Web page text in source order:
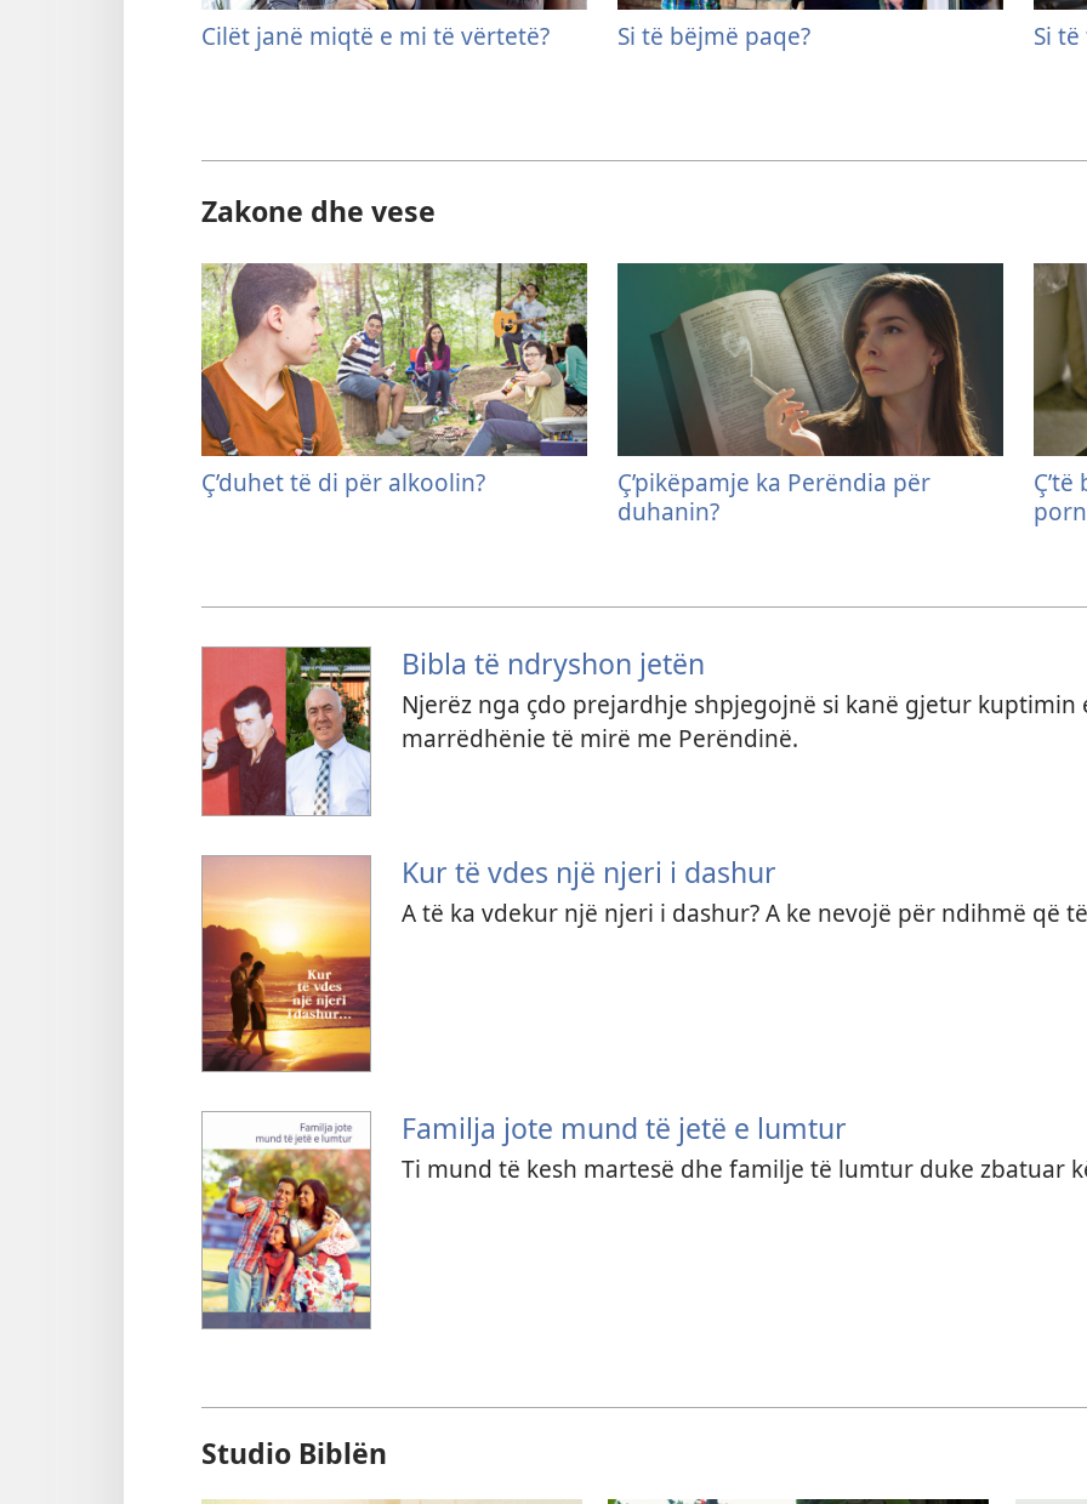
Cilët janë miqtë e mi të vërtetë? Si të bëjmë paqe? Si
Zakone dhe vese
Ç’duhet të di për alkoolin?
Ç’pikëpamje ka Perëndia për
duhanin?
Bibla të ndryshon jetën
Njerëz nga çdo prejardhje shpjegojnë si kanë gjetur kuptimin
marrëdhënie të mirë me Perëndinë.
Kur të vdes një njeri i dashur
A të ka vdekur një njeri i dashur? A ke nevojë për ndihmë që
Familja jote mund të jetë e lumtur
Ti mund të kesh martesë dhe familje të lumtur duke zbatuar
Studio Biblën